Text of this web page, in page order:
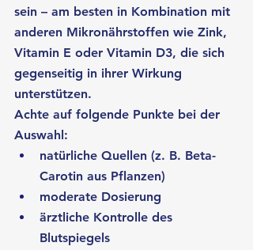
sein – am besten in Kombination mit
anderen Mikronährstoffen wie Zink,
Vitamin E oder Vitamin D3, die sich
gegenseitig in ihrer Wirkung
unterstützen.
Achte auf folgende Punkte bei der
Auswahl:
natürliche Quellen (z. B. Beta-
Carotin aus Pflanzen)
moderate Dosierung
ärztliche Kontrolle des
Blutspiegels